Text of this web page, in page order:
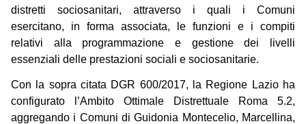
distretti sociosanitari, attraverso i quali i Comuni
esercitano, in forma associata, le funzioni e i compiti
relativi alla programmazione e gestione dei livelli
essenziali delle prestazioni sociali e sociosanitarie.
Con la sopra citata DGR 600/2017, la Regione Lazio ha
configurato l’Ambito Ottimale Distrettuale Roma 5.2,
aggregando i Comuni di Guidonia Montecelio, Marcellina,